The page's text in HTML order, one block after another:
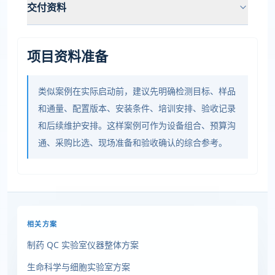
交付资料
项目资料准备
类似案例在实际启动前，建议先明确检测目标、样品
和通量、配置版本、安装条件、培训安排、验收记录
和后续维护安排。这样案例可作为设备组合、预算沟
通、采购比选、现场准备和验收确认的综合参考。
相关方案
制药 QC 实验室仪器整体方案
生命科学与细胞实验室方案